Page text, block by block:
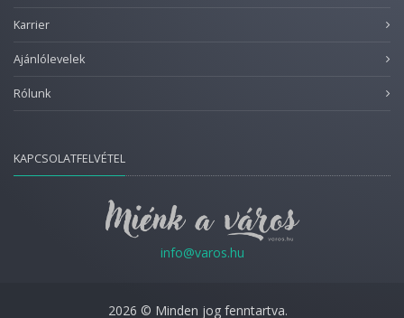
Karrier
Ajánlólevelek
Rólunk
KAPCSOLATFELVÉTEL
info@varos.hu
2026 © Minden jog fenntartva.